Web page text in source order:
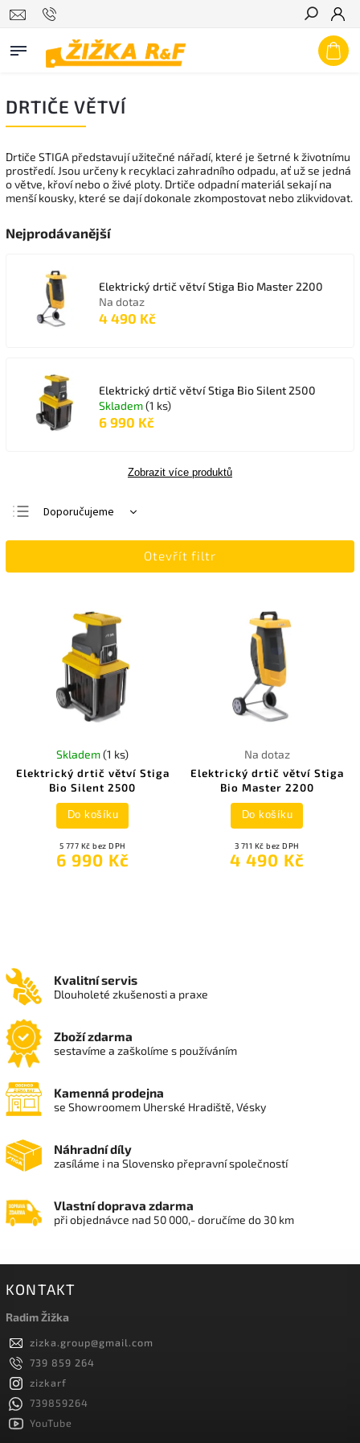
Hledat
DRTIČE VĚTVÍ
Drtiče STIGA představují užitečné nářadí, které je šetrné k životnímu
prostředí. Jsou určeny k recyklaci zahradního odpadu, ať už se jedná
o větve, křoví nebo o živé ploty. Drtiče odpadní materiál sekají na
menší kousky, které se dají dokonale zkompostovat nebo zlikvidovat.
Nejprodávanější
Elektrický drtič větví Stiga Bio Master 2200
Na dotaz
4 490 Kč
Elektrický drtič větví Stiga Bio Silent 2500
Skladem(1 ks)
6 990 Kč
Zobrazit více produktů
Doporučujeme
Nejlevnější
Abecedně
Otevřít filtr
Elektrický drtič větví Stiga
Bio Silent 2500
Skladem(1 ks)
5 777 Kč bez DPH
6 990 Kč
Do košíku
Elektrický drtič větví Stiga
Bio Master 2200
Na dotaz
3 711 Kč bez DPH
4 490 Kč
Do košíku
Kvalitní servis
Dlouholeté zkušenosti a praxe
Zboží zdarma
sestavíme a zaškolíme s používáním
Kamenná prodejna
se Showroomem Uherské Hradiště, Vésky
Náhradní díly
zasíláme i na Slovensko přepravní společností
Vlastní doprava zdarma
při objednávce nad 50 000,- doručíme do 30 km
KONTAKT
Radim Žižka
zizka.group@gmail.com
739 859 264
zizkarf
739859264
YouTube